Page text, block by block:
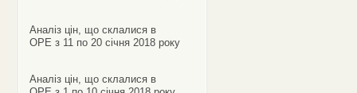
Аналіз цін, що склалися в
ОРЕ з 11 по 20 січня 2018 року
Аналіз цін, що склалися в